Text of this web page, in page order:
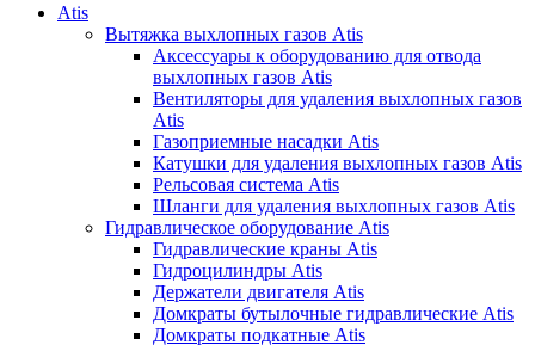
Atis
Вытяжка выхлопных газов Atis
Аксессуары к оборудованию для отвода
выхлопных газов Atis
Вентиляторы для удаления выхлопных газов
Atis
Газоприемные насадки Atis
Катушки для удаления выхлопных газов Atis
Рельсовая система Atis
Шланги для удаления выхлопных газов Atis
Гидравлическое оборудование Atis
Гидравлические краны Atis
Гидроцилиндры Atis
Держатели двигателя Atis
Домкраты бутылочные гидравлические Atis
Домкраты подкатные Atis